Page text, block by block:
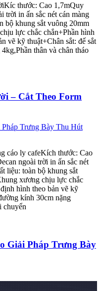
thước: Cao 1,7mQuy
trời in ấn sắc nét cán màng
bộ khung sắt vuông 20mm
lực chắc chắn+Phần hình
vẽ kỹ thuật+Chân sắt: đế sắt
thân và chân tháo
– Cắt Theo Form
cáo ly cafeKích thước: Cao
ngoài trời in ấn sắc nét
liệu: toàn bộ khung sắt
xương chịu lực chắc
hình theo bản vẽ kỹ
kính 30cm nặng
chuyển
Giải Pháp Trưng Bày